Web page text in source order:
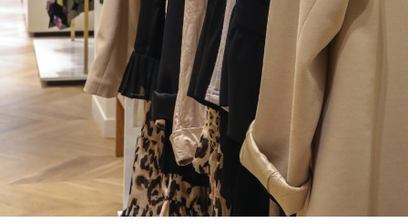
Verantwortungsvolle Herstellung in Frankreich